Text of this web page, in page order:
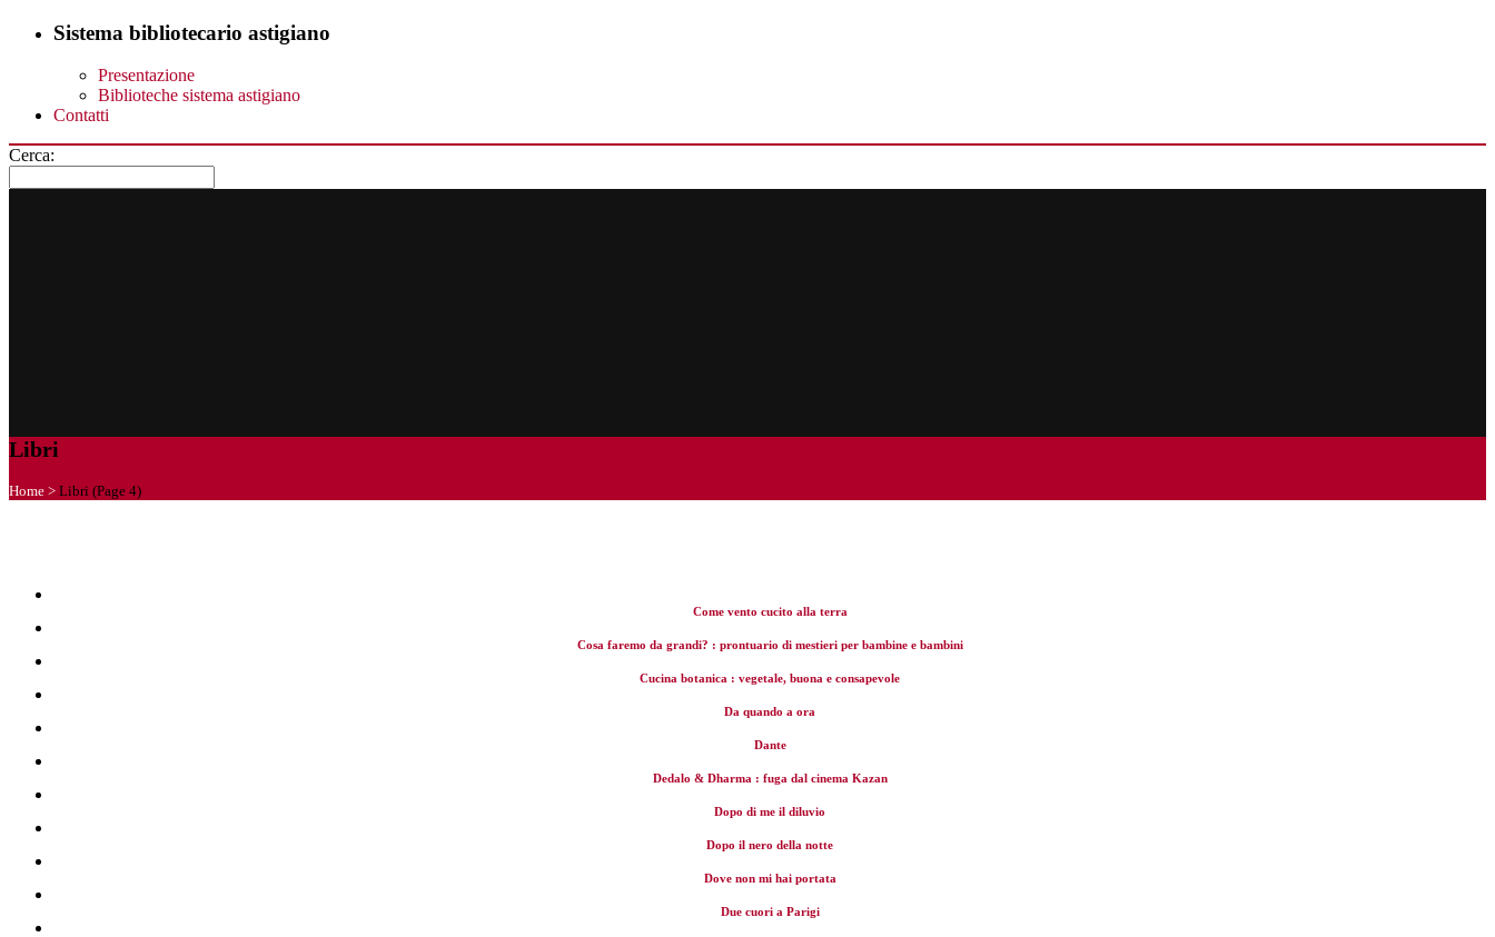
Sistema bibliotecario astigiano
Presentazione
Biblioteche sistema astigiano
Contatti
Cerca:
Libri
Home > Libri (Page 4)
Come vento cucito alla terra
Cosa faremo da grandi? : prontuario di mestieri per bambine e bambini
Cucina botanica : vegetale, buona e consapevole
Da quando a ora
Dante
Dedalo & Dharma : fuga dal cinema Kazan
Dopo di me il diluvio
Dopo il nero della notte
Dove non mi hai portata
Due cuori a Parigi